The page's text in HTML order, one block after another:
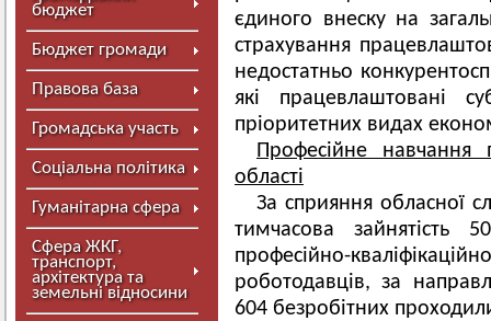
бюджет
Бюджет громади
Правова база
Громадська участь
Соціальна політика
Гуманітарна сфера
Сфера ЖКГ,
транспорт,
архітектура та
земельні відносини
єдиного внеску на
страхування
недостатньо
які працевлаштовані
пріоритетних видах
Професійне
області
За сприяння обласної
тимчасова зайнятість
професійно-
роботодавців, за
604 безробітних